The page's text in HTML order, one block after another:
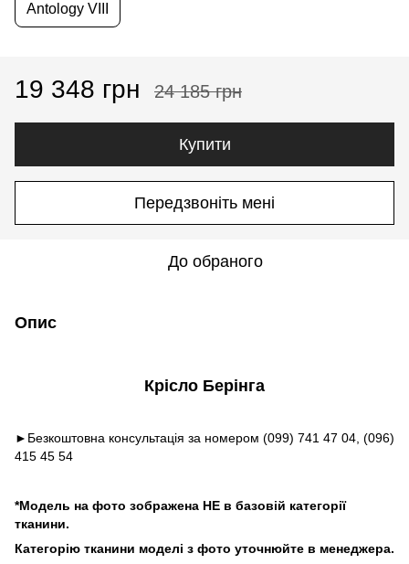
Antology VIII
19 348 грн 24 185 грн
Купити
Передзвоніть мені
До обраного
Опис
Крісло Берінга
►Безкоштовна консультація за номером (099) 741 47 04, (096)
415 45 54
*Модель на фото зображена НЕ в базовій категорії
тканини.
Категорію тканини моделі з фото уточнюйте в менеджера.